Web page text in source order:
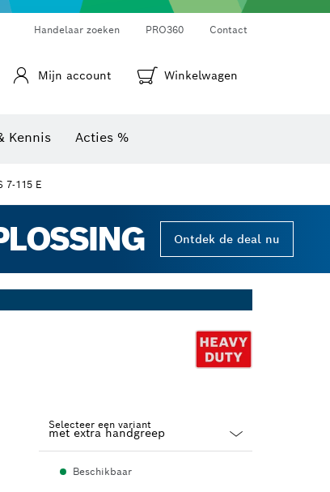
Handelaar zoeken PRO360 Contact
Mijn account Winkelwagen
Kennis Acties %
7-115 E
Ontdek de deal nu
Selecteer een variant
closedBeschikbaar